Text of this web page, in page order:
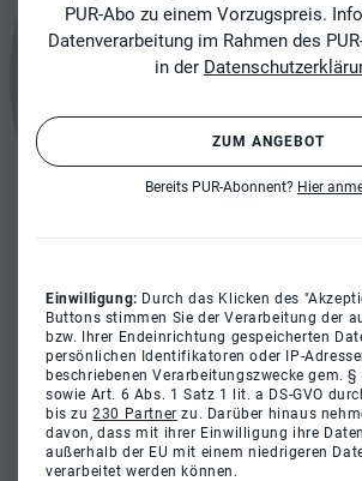
PUR-Abo zu einem Vorzugspreis.
Datenverarbeitung im Rahmen des
in der
ZUM ANGEBOT
Bereits PUR-Abonnent? Hier
Einwilligung: Durch das Klicken des
Buttons stimmen Sie der Verarbeitung der
bzw. Ihrer Endeinrichtung gespeicherten
persönlichen Identifikatoren oder IP-
beschriebenen Verarbeitungszwecke gem. §
sowie Art. 6 Abs. 1 Satz 1 lit. a DS-GVO
bis zu230 Partner zu. Darüber hinaus
davon, dass mit ihrer Einwilligung ihre
außerhalb der EU mit einem niedrigeren
verarbeitet werden können.